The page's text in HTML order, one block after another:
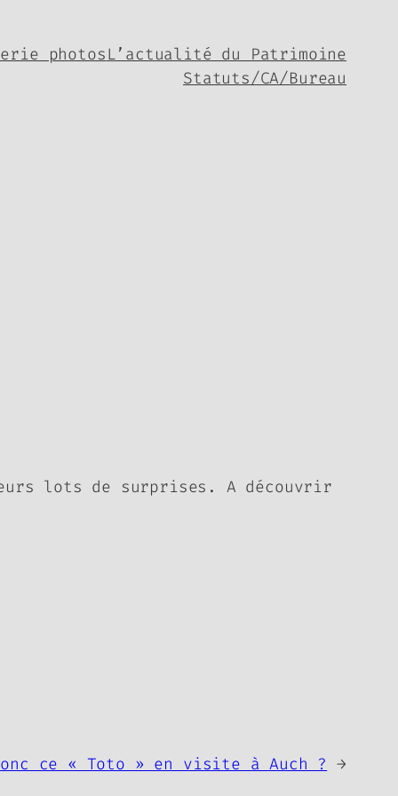
photosL’actualité du Patrimoine
Statuts/CA/Bureau
lots de surprises. A découvrir
ce « Toto » en visite à Auch ? →